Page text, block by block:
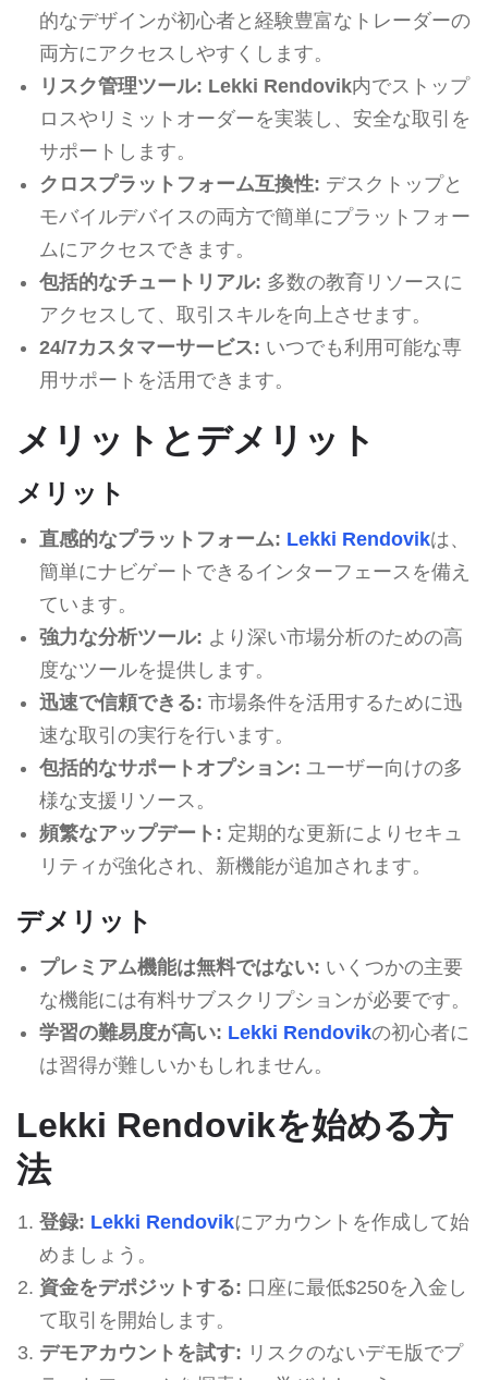
的なデザインが初心者と経験豊富なトレーダーの
両方にアクセスしやすくします。
リスク管理ツール: Lekki Rendovik内でストップ
ロスやリミットオーダーを実装し、安全な取引を
サポートします。
クロスプラットフォーム互換性: デスクトップと
モバイルデバイスの両方で簡単にプラットフォー
ムにアクセスできます。
包括的なチュートリアル: 多数の教育リソースに
アクセスして、取引スキルを向上させます。
24/7カスタマーサービス: いつでも利用可能な専
用サポートを活用できます。
メリットとデメリット
メリット
直感的なプラットフォーム: Lekki Rendovikは、
簡単にナビゲートできるインターフェースを備え
ています。
強力な分析ツール: より深い市場分析のための高
度なツールを提供します。
迅速で信頼できる: 市場条件を活用するために迅
速な取引の実行を行います。
包括的なサポートオプション: ユーザー向けの多
様な支援リソース。
頻繁なアップデート: 定期的な更新によりセキュ
リティが強化され、新機能が追加されます。
デメリット
プレミアム機能は無料ではない: いくつかの主要
な機能には有料サブスクリプションが必要です。
学習の難易度が高い: Lekki Rendovikの初心者に
は習得が難しいかもしれません。
Lekki Rendovikを始める方
法
登録: Lekki Rendovikにアカウントを作成して始
めましょう。
資金をデポジットする: 口座に最低$250を入金し
て取引を開始します。
デモアカウントを試す: リスクのないデモ版でプ